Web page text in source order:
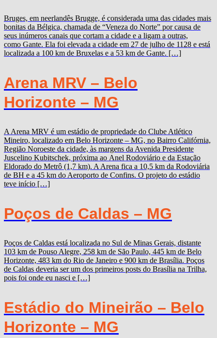
Bruges, em neerlandês Brugge, é considerada uma das cidades mais
bonitas da Bélgica, chamada de “Veneza do Norte” por causa de
seus inúmeros canais que cortam a cidade e a ligam a outras,
como Gante. Ela foi elevada a cidade em 27 de julho de 1128 e está
localizada a 100 km de Bruxelas e a 53 km de Gante. […]
Arena MRV – Belo
Horizonte – MG
A Arena MRV é um estádio de propriedade do Clube Atlético
Mineiro, localizado em Belo Horizonte – MG, no Bairro Califórnia,
Região Noroeste da cidade, às margens da Avenida Presidente
Juscelino Kubitschek, próxima ao Anel Rodoviário e da Estação
Eldorado do Metrô (1,7 km). A Arena fica a 10,5 km da Rodoviária
de BH e a 45 km do Aeroporto de Confins. O projeto do estádio
teve início […]
Poços de Caldas – MG
Poços de Caldas está localizada no Sul de Minas Gerais, distante
103 km de Pouso Alegre, 258 km de São Paulo, 445 km de Belo
Horizonte, 483 km do Rio de Janeiro e 900 km de Brasília. Poços
de Caldas deveria ser um dos primeiros posts do Brasília na Trilha,
pois foi onde eu nasci e […]
Estádio do Mineirão – Belo
Horizonte – MG